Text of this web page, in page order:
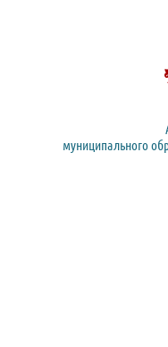
муниципального